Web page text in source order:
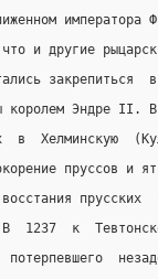
что и другие
закрепиться
королем Эндре II.
в  Хелминскую
пруссов и
восстания
1237  к
потерпевшего